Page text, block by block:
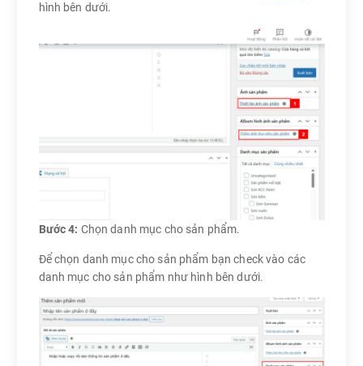
hình bên dưới.
Bước 4: Chọn danh mục cho sản phẩm.
Để chọn danh mục cho sản phẩm bạn check vào các
danh mục cho sản phẩm như hình bên dưới.